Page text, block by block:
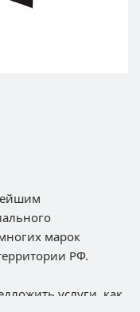
марок
РФ.
услуги, как